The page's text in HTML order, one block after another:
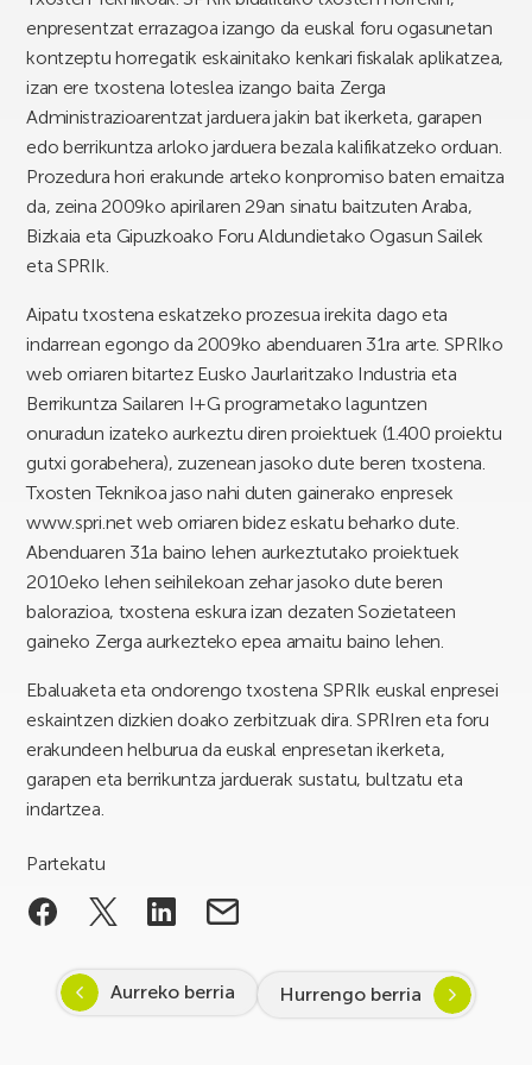
enpresentzat errazagoa izango da euskal foru ogasunetan
kontzeptu horregatik eskainitako kenkari fiskalak aplikatzea,
izan ere txostena loteslea izango baita Zerga
Administrazioarentzat jarduera jakin bat ikerketa, garapen
edo berrikuntza arloko jarduera bezala kalifikatzeko orduan.
Prozedura hori erakunde arteko konpromiso baten emaitza
da, zeina 2009ko apirilaren 29an sinatu baitzuten Araba,
Bizkaia eta Gipuzkoako Foru Aldundietako Ogasun Sailek
eta SPRIk.
Aipatu txostena eskatzeko prozesua irekita dago eta
indarrean egongo da 2009ko abenduaren 31ra arte. SPRIko
web orriaren bitartez Eusko Jaurlaritzako Industria eta
Berrikuntza Sailaren I+G programetako laguntzen
onuradun izateko aurkeztu diren proiektuek (1.400 proiektu
gutxi gorabehera), zuzenean jasoko dute beren txostena.
Txosten Teknikoa jaso nahi duten gainerako enpresek
www.spri.net web orriaren bidez eskatu beharko dute.
Abenduaren 31a baino lehen aurkeztutako proiektuek
2010eko lehen seihilekoan zehar jasoko dute beren
balorazioa, txostena eskura izan dezaten Sozietateen
gaineko Zerga aurkezteko epea amaitu baino lehen.
Ebaluaketa eta ondorengo txostena SPRIk euskal enpresei
eskaintzen dizkien doako zerbitzuak dira. SPRIren eta foru
erakundeen helburua da euskal enpresetan ikerketa,
garapen eta berrikuntza jarduerak sustatu, bultzatu eta
indartzea.
Partekatu
Aurreko berria Hurrengo berria